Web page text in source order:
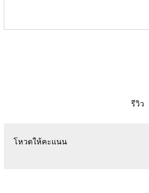
รีวิว
โหวตให้คะแนน